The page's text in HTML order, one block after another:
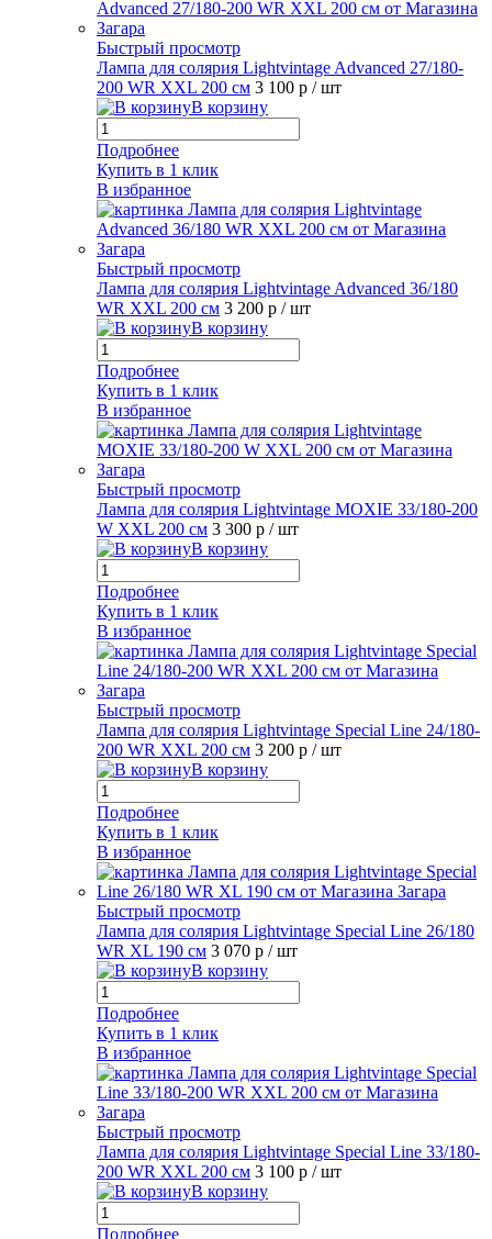
Быстрый просмотр
Лампа для солярия Lightvintage Advanced 27/180-
200 WR XXL 200 см 3 100 р / шт
В корзину
Подробнее
Купить в 1 клик
В избранное
Быстрый просмотр
Лампа для солярия Lightvintage Advanced 36/180
WR XXL 200 см 3 200 р / шт
В корзину
Подробнее
Купить в 1 клик
В избранное
Быстрый просмотр
Лампа для солярия Lightvintage MOXIE 33/180-200
W XXL 200 см 3 300 р / шт
В корзину
Подробнее
Купить в 1 клик
В избранное
Быстрый просмотр
Лампа для солярия Lightvintage Special Line 24/180-
200 WR XXL 200 см 3 200 р / шт
В корзину
Подробнее
Купить в 1 клик
В избранное
Быстрый просмотр
Лампа для солярия Lightvintage Special Line 26/180
WR XL 190 см 3 070 р / шт
В корзину
Подробнее
Купить в 1 клик
В избранное
Быстрый просмотр
Лампа для солярия Lightvintage Special Line 33/180-
200 WR XXL 200 см 3 100 р / шт
В корзину
Подробнее